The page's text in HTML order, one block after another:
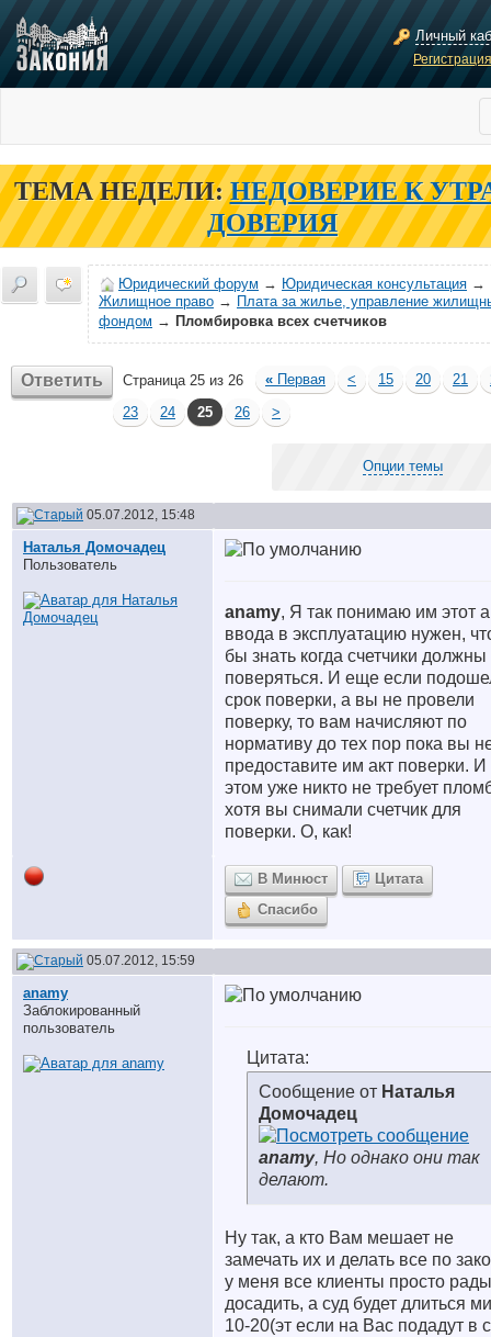
Личный
ТЕМА НЕДЕЛИ: НЕДОВЕРИЕ К
ДОВЕРИЯ
Юридический форум → Юридическая консультация →
Жилищное право → Плата за жилье, управление
фондом → Пломбировка всех счетчиков
Ответить Страница 25 из 26 « Первая < 15 20 21
23
24 25 26 >
Опции темы
05.07.2012, 15:48
Наталья Домочадец
Пользователь
anamy, Я так понимаю им этот
ввода в эксплуатацию нужен,
бы знать когда счетчики должны
поверяться. И еще если
срок поверки, а вы не провели
поверку, то вам начисляют по
нормативу до тех пор пока вы
предоставите им акт поверки. И
этом уже никто не требует
хотя вы снимали счетчик для
поверки. О, как!
В Минюст
Цитата
Спасибо
05.07.2012, 15:59
anamy
Заблокированный
пользователь
Цитата:
Сообщение от Наталья
Домочадец
anamy, Но однако они так
делают.
Ну так, а кто Вам мешает не
замечать их и делать все по
у меня все клиенты просто
досадить, а суд будет длиться
10-20(эт если на Вас подадут в